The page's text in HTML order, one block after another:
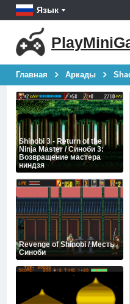
Язык
Главная Аркады
Shinobi 3 - Return of the
Ninja Master / Синоби 3:
Возвращение мастера
ниндзя
Revenge of Shinobi / Месть
Cиноби